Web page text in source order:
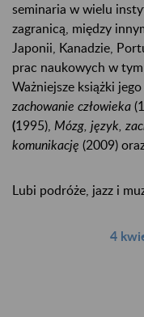
seminaria w wielu
zagranicą, między
Japonii, Kanadzie,
prac naukowych w
Ważniejsze książki
zachowanie człowieka
(1995), Mózg, język,
komunikację (2009)
Lubi podróże, jazz i
4